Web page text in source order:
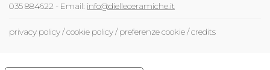
035 884622 - Email: info@dielleceramiche.it
privacy policy/cookie policy/preferenze cookie/credits